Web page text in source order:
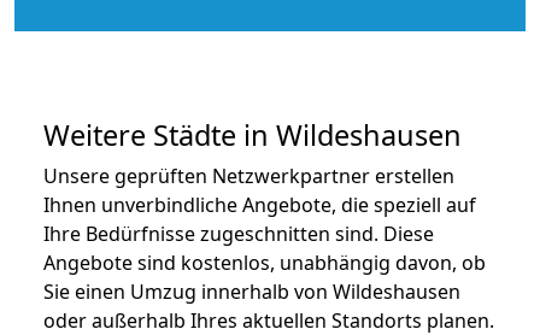
Weitere Städte in Wildeshausen
Unsere geprüften Netzwerkpartner erstellen
Ihnen unverbindliche Angebote, die speziell auf
Ihre Bedürfnisse zugeschnitten sind. Diese
Angebote sind kostenlos, unabhängig davon, ob
Sie einen Umzug innerhalb von Wildeshausen
oder außerhalb Ihres aktuellen Standorts planen.